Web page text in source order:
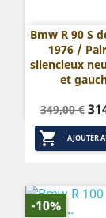
Bmw R 90 S
1976 /
silencieux
et
Prix
de
base
349,00 €
 AJOUTER
-10%